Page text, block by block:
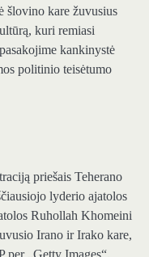
šlovino kare žuvusius
kuri remiasi
kankinystė
politinio teisėtumo
priešais Teherano
lyderio ajatolos
Ruhollah Khomeini
Irano ir Irako kare,